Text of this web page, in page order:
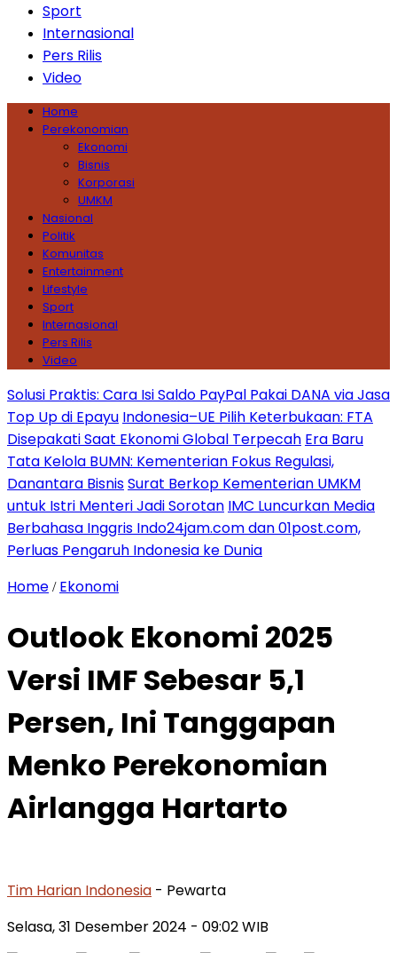
Sport
Internasional
Pers Rilis
Video
Home
Perekonomian
Ekonomi
Bisnis
Korporasi
UMKM
Nasional
Politik
Komunitas
Entertainment
Lifestyle
Sport
Internasional
Pers Rilis
Video
Solusi Praktis: Cara Isi Saldo PayPal Pakai DANA via Jasa
Top Up di Epayu Indonesia–UE Pilih Keterbukaan: FTA
Disepakati Saat Ekonomi Global Terpecah Era Baru
Tata Kelola BUMN: Kementerian Fokus Regulasi,
Danantara BisnisSurat Berkop Kementerian UMKM
untuk Istri Menteri Jadi Sorotan IMC Luncurkan Media
Berbahasa Inggris Indo24jam.com dan 01post.com,
Perluas Pengaruh Indonesia ke Dunia
Home / Ekonomi
Outlook Ekonomi 2025
Versi IMF Sebesar 5,1
Persen, Ini Tanggapan
Menko Perekonomian
Airlangga Hartarto
Tim Harian Indonesia - Pewarta
Selasa, 31 Desember 2024 - 09:02 WIB